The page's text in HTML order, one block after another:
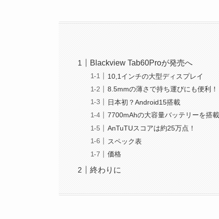
Blackview Tab60Proが発売へ
10,1インチの大型ディスプレイ
8.5mmの薄さで持ち運びにも便利！
日本初？Android15搭載
7700mAhの大容量バッテリーを搭載
AnTuTUスコアは約25万点！
スペック表
価格
終わりに